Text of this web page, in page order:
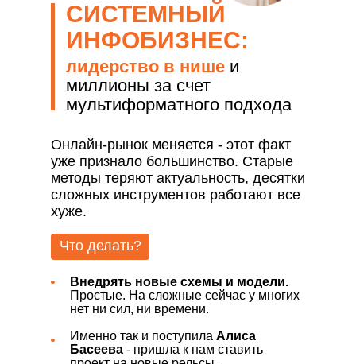
лидерство в нише и
миллионы за счет
мультиформатного подхода
Онлайн-рынок меняется - этот факт
уже признало большинство. Старые
методы теряют актуальность, десятки
сложных инструментов работают все
хуже.
СИСТЕМНЫЙ
ИНФОБИЗНЕС:
Что делать?
Внедрять новые схемы и модели.
Простые. На сложные сейчас у многих
нет ни сил, ни времени.
Именно так и поступила Алиса
Басеева - пришла к нам ставить